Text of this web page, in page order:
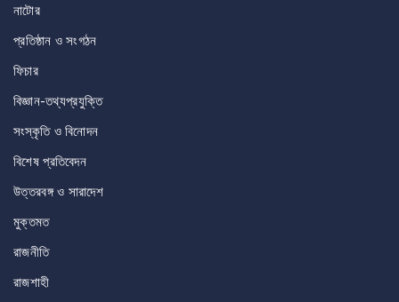
নাটোর
প্রতিষ্ঠান ও সংগঠন
ফিচার
বিজ্ঞান-তথ্যপ্রযুক্তি
সংস্কৃতি ও বিনোদন
বিশেষ প্রতিবেদন
উত্তরবঙ্গ ও সারাদেশ
মুক্তমত
রাজনীতি
রাজশাহী